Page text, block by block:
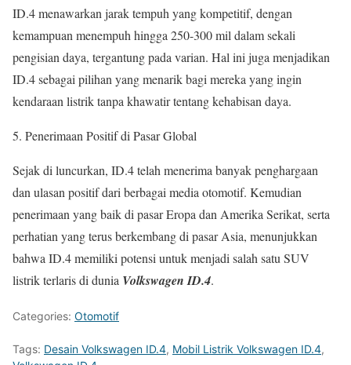
ID.4 menawarkan jarak tempuh yang kompetitif, dengan
kemampuan menempuh hingga 250-300 mil dalam sekali
pengisian daya, tergantung pada varian. Hal ini juga menjadikan
ID.4 sebagai pilihan yang menarik bagi mereka yang ingin
kendaraan listrik tanpa khawatir tentang kehabisan daya.
5. Penerimaan Positif di Pasar Global
Sejak di luncurkan, ID.4 telah menerima banyak penghargaan
dan ulasan positif dari berbagai media otomotif. Kemudian
penerimaan yang baik di pasar Eropa dan Amerika Serikat, serta
perhatian yang terus berkembang di pasar Asia, menunjukkan
bahwa ID.4 memiliki potensi untuk menjadi salah satu SUV
listrik terlaris di dunia Volkswagen ID.4.
Categories: Otomotif
Tags: Desain Volkswagen ID.4, Mobil Listrik Volkswagen ID.4,